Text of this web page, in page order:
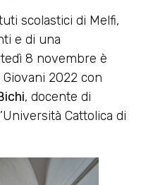
scolastici di Melfi,
e di una
8 novembre è
2022 con
, docente di
Cattolica di